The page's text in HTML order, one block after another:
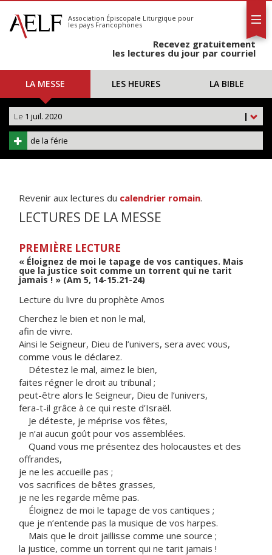
S'abonner
Calendrier
Association Épiscopale Liturgique pour
les pays Francophones
Recevez gratuitement
les lectures du jour par courriel
LA MESSE LES HEURES LA BIBLE
|
Le 1 juil. 2020
de la férie
Revenir aux lectures du calendrier romain.
LECTURES DE LA MESSE
PREMIÈRE LECTURE
« Éloignez de moi le tapage de vos cantiques. Mais
que la justice soit comme un torrent qui ne tarit
jamais ! » (Am 5, 14-15.21-24)
Lecture du livre du prophète Amos
Cherchez le bien et non le mal,
afin de vivre.
Ainsi le Seigneur, Dieu de l’univers, sera avec vous,
comme vous le déclarez.
Détestez le mal, aimez le bien,
faites régner le droit au tribunal ;
peut-être alors le Seigneur, Dieu de l’univers,
fera-t-il grâce à ce qui reste d’Israël.
Je déteste, je méprise vos fêtes,
je n’ai aucun goût pour vos assemblées.
Quand vous me présentez des holocaustes et des
offrandes,
je ne les accueille pas ;
vos sacrifices de bêtes grasses,
je ne les regarde même pas.
Éloignez de moi le tapage de vos cantiques ;
que je n’entende pas la musique de vos harpes.
Mais que le droit jaillisse comme une source ;
la justice, comme un torrent qui ne tarit jamais !